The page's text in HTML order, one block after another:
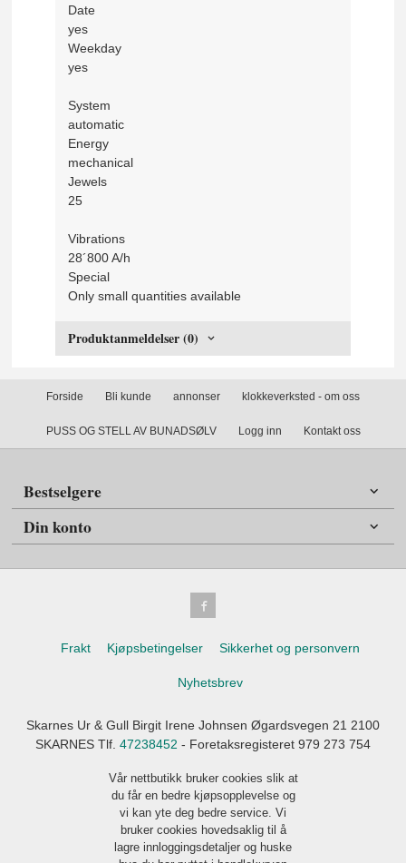
Date
yes
Weekday
yes
System
automatic
Energy
mechanical
Jewels
25
Vibrations
28´800 A/h
Special
Only small quantities available
Produktanmeldelser (0)
Forside Bli kunde annonser klokkeverksted - om oss
PUSS OG STELL AV BUNADSØLV Logg inn Kontakt oss
Bestselgere
Din konto
Frakt Kjøpsbetingelser Sikkerhet og personvern
Nyhetsbrev
Skarnes Ur & Gull Birgit Irene Johnsen Øgardsvegen 21 2100
SKARNES Tlf. 47238452 - Foretaksregisteret 979 273 754
Vår nettbutikk bruker cookies slik at
du får en bedre kjøpsopplevelse og
vi kan yte deg bedre service. Vi
bruker cookies hovedsaklig til å
lagre innloggingsdetaljer og huske